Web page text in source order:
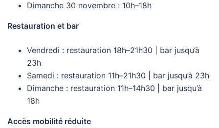
Dimanche 30 novembre : 10h–18h
Restauration et bar
Vendredi : restauration 18h–21h30 | bar jusqu’à
23h
Samedi : restauration 11h–21h30 | bar jusqu’à 23h
Dimanche : restauration 11h–14h30 | bar jusqu’à
18h
Accès mobilité réduite